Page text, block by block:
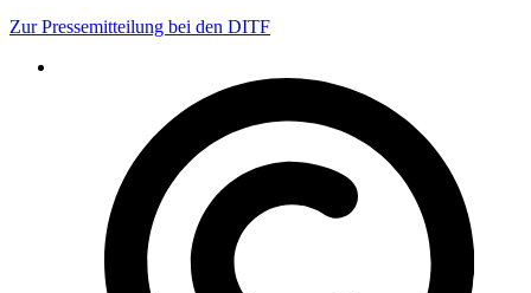
Zur Pressemitteilung bei den DITF